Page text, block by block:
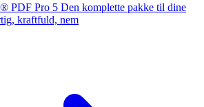
® PDF Pro 5 Den komplette pakke til dine
kraftfuld, nem